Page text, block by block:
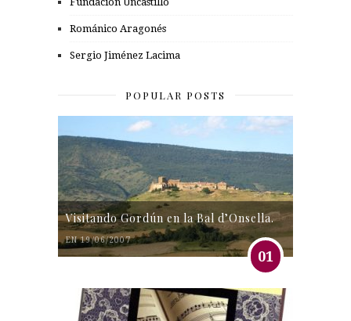
Románico Aragonés
Sergio Jiménez Lacima
POPULAR POSTS
Visitando Gordún en la Bal d’Onsella.
EN 19/06/2007
01